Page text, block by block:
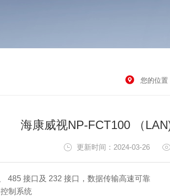
您的位置
海康威视NP-FCT100 （
更新时间：2024-03-26
485 接口及 232 接口，数据传输高速可靠
制系统